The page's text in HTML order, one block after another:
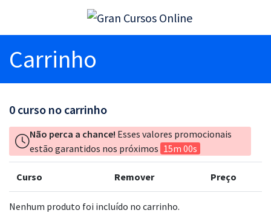
Carrinho
0 curso no carrinho
Não perca a chance! Esses valores promocionais
estão garantidos nos próximos 15m 00s
Curso Remover Preço
Nenhum produto foi incluído no carrinho.